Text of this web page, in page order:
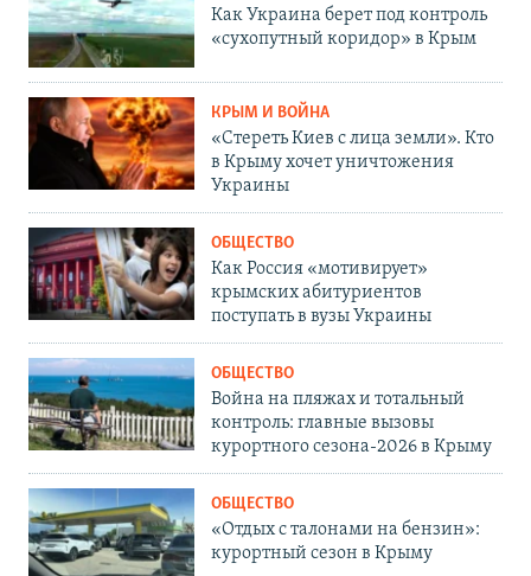
Как Украина берет под контроль
«сухопутный коридор» в Крым
КРЫМ И ВОЙНА
«Стереть Киев с лица земли». Кто
в Крыму хочет уничтожения
Украины
ОБЩЕСТВО
Как Россия «мотивирует»
крымских абитуриентов
поступать в вузы Украины
ОБЩЕСТВО
Война на пляжах и тотальный
контроль: главные вызовы
курортного сезона-2026 в Крыму
ОБЩЕСТВО
«Отдых с талонами на бензин»:
курортный сезон в Крыму